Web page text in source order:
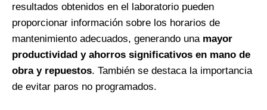
resultados obtenidos en el laboratorio pueden
proporcionar información sobre los horarios de
mantenimiento adecuados, generando una mayor
productividad y ahorros significativos en mano de
obra y repuestos. También se destaca la importancia
de evitar paros no programados.